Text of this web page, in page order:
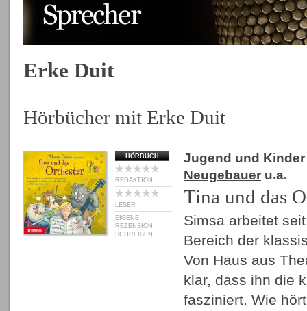
Erke Duit
Hörbücher mit Erke Duit
HÖRBUCH
REDAKTION
LESER
EIGENE
REZENSION
SCHREIBEN
Jugend und Kinder
Neugebauer u.a.
Tina und das
Simsa arbeitet
Bereich der
Von Haus aus
klar, dass ihn die
fasziniert. Wie